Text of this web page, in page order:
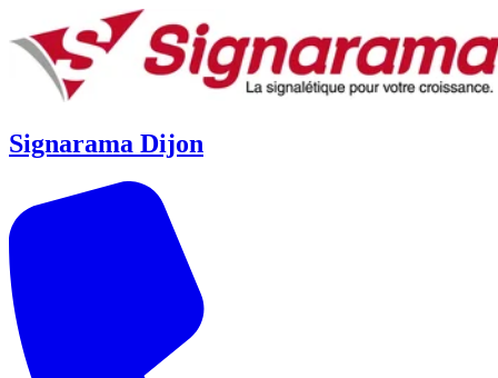
Signarama Dijon